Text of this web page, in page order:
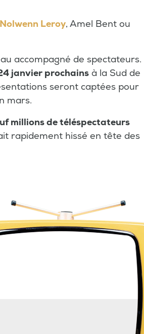
Nolwenn Leroy, Amel Bent ou
accompagné de spectateurs.
janvier prochains à la Sud de
seront captées pour
mars.
millions de téléspectateurs
rapidement hissé en tête des